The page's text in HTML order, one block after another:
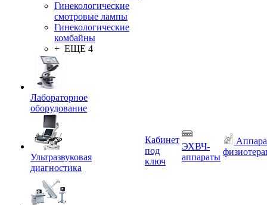
Гинекологические
смотровые лампы
Гинекологические
комбайны
+ ЕЩЕ 4
Лабораторное
оборудование
Ультразвуковая
диагностика
Кабинет
под
ключ
ЭХВЧ-
аппараты